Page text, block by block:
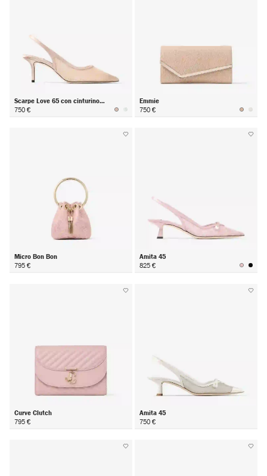
Scarpe Love 65 con cinturino
posteriore
750 €
Emmie
750 €
Micro Bon Bon
795 €
Amita 45
825 €
Curve Clutch
795 €
Amita 45
750 €